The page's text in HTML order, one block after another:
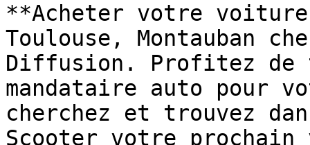
**Acheter votre
Toulouse, Montauban
Diffusion. Profitez de
mandataire auto pour
cherchez et trouvez
Scooter votre prochain